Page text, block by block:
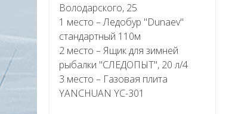
Володарского, 25
1 место – Ледобур "Dunaev"
стандартный 110м
2 место – Ящик для зимней
рыбалки "СЛЕДОПЫТ", 20 л/4
3 место – Газовая плита
YANCHUAN YC-301